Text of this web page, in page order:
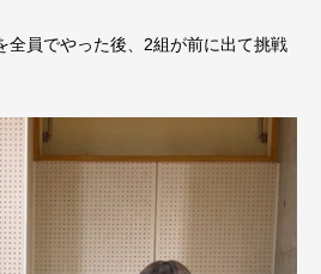
全員でやった後、2組が前に出て挑戦